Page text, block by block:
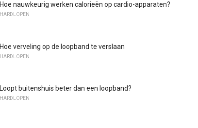
Hoe nauwkeurig werken calorieën op cardio-apparaten?
HARDLOPEN
Hoe verveling op de loopband te verslaan
HARDLOPEN
Loopt buitenshuis beter dan een loopband?
HARDLOPEN